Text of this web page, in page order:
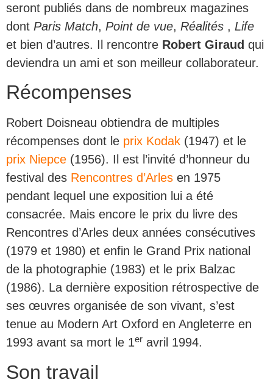
seront publiés dans de nombreux magazines
dont Paris Match, Point de vue, Réalités , Life
et bien d’autres. Il rencontre Robert Giraud qui
deviendra un ami et son meilleur collaborateur.
Récompenses
Robert Doisneau obtiendra de multiples
récompenses dont le prix Kodak (1947) et le
prix Niepce (1956). Il est l’invité d’honneur du
festival des Rencontres d’Arles en 1975
pendant lequel une exposition lui a été
consacrée. Mais encore le prix du livre des
Rencontres d’Arles deux années consécutives
(1979 et 1980) et enfin le Grand Prix national
de la photographie (1983) et le prix Balzac
(1986). La dernière exposition rétrospective de
ses œuvres organisée de son vivant, s’est
tenue au Modern Art Oxford en Angleterre en
1993 avant sa mort le 1er avril 1994.
Son travail